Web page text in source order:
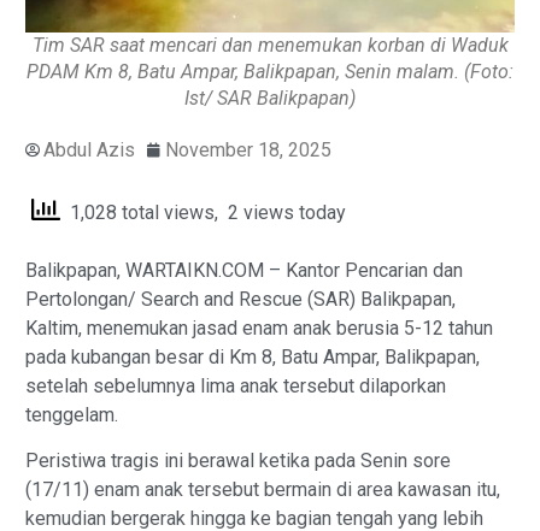
Tim SAR saat mencari dan menemukan korban di Waduk
PDAM Km 8, Batu Ampar, Balikpapan, Senin malam. (Foto:
Ist/ SAR Balikpapan)
Abdul Azis November 18, 2025
1,028 total views, 2 views today
Balikpapan, WARTAIKN.COM – Kantor Pencarian dan
Pertolongan/ Search and Rescue (SAR) Balikpapan,
Kaltim, menemukan jasad enam anak berusia 5-12 tahun
pada kubangan besar di Km 8, Batu Ampar, Balikpapan,
setelah sebelumnya lima anak tersebut dilaporkan
tenggelam.
Peristiwa tragis ini berawal ketika pada Senin sore
(17/11) enam anak tersebut bermain di area kawasan itu,
kemudian bergerak hingga ke bagian tengah yang lebih